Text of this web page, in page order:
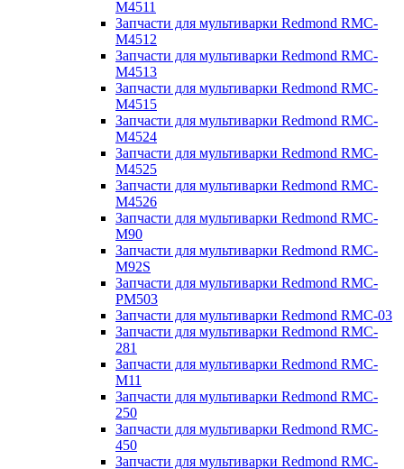
M4511
Запчасти для мультиварки Redmond RMC-
M4512
Запчасти для мультиварки Redmond RMC-
M4513
Запчасти для мультиварки Redmond RMC-
M4515
Запчасти для мультиварки Redmond RMC-
M4524
Запчасти для мультиварки Redmond RMC-
M4525
Запчасти для мультиварки Redmond RMC-
M4526
Запчасти для мультиварки Redmond RMC-
M90
Запчасти для мультиварки Redmond RMC-
M92S
Запчасти для мультиварки Redmond RMC-
PM503
Запчасти для мультиварки Redmond RMC-03
Запчасти для мультиварки Redmond RMC-
281
Запчасти для мультиварки Redmond RMC-
M11
Запчасти для мультиварки Redmond RMC-
250
Запчасти для мультиварки Redmond RMC-
450
Запчасти для мультиварки Redmond RMC-